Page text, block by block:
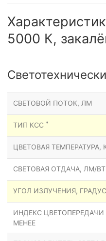
5000 К,
СВЕТОВОЙ ПОТОК, ЛМ
ТИП КСС *
ЦВЕТОВАЯ ТЕМПЕРАТУРА,
СВЕТОВАЯ ОТДАЧА, ЛМ/ВТ
УГОЛ ИЗЛУЧЕНИЯ,
ИНДЕКС ЦВЕТОПЕРЕДАЧИ
МЕНЕЕ